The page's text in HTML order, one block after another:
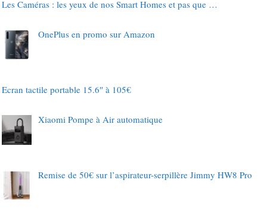
Les Caméras : les yeux de nos Smart Homes et pas que …
OnePlus en promo sur Amazon
Ecran tactile portable 15.6″ à 105€
Xiaomi Pompe à Air automatique
Remise de 50€ sur l’aspirateur-serpillère Jimmy HW8 Pro